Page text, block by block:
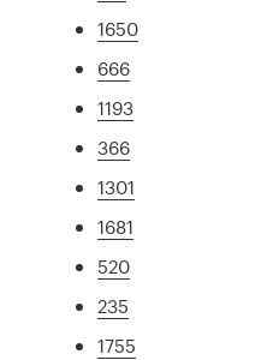
1650
666
1193
366
1301
1681
520
235
1755